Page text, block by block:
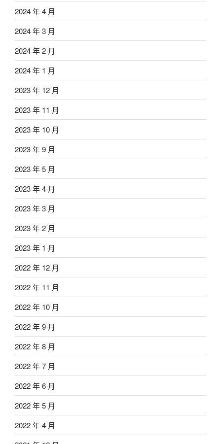
2024 年 4 月
2024 年 3 月
2024 年 2 月
2024 年 1 月
2023 年 12 月
2023 年 11 月
2023 年 10 月
2023 年 9 月
2023 年 5 月
2023 年 4 月
2023 年 3 月
2023 年 2 月
2023 年 1 月
2022 年 12 月
2022 年 11 月
2022 年 10 月
2022 年 9 月
2022 年 8 月
2022 年 7 月
2022 年 6 月
2022 年 5 月
2022 年 4 月